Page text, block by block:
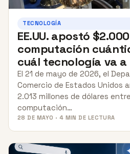
TECNOLOGÍA
EE.UU. apostó
computación
cuál tecnología va a
El 21 de mayo de 2026, el
Comercio de Estados Unidos
2.013 millones de dólares
computación…
28 DE MAYO · 4 MIN DE LECTURA